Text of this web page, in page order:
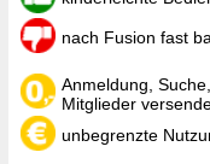
nach Fusion fast
Anmeldung,
Mitglieder
unbegrenzte